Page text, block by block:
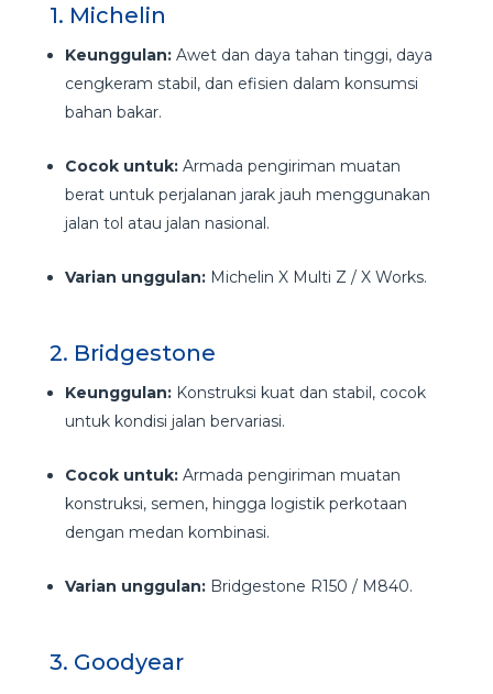
1. Michelin
Keunggulan:Awet dan daya tahan tinggi, daya
cengkeram stabil, dan efisien dalam konsumsi
bahan bakar.
Cocok untuk:Armada pengiriman muatan
berat untuk perjalanan jarak jauh menggunakan
jalan tol atau jalan nasional.
Varian unggulan:Michelin X Multi Z / X Works.
2. Bridgestone
Keunggulan:Konstruksi kuat dan stabil, cocok
untuk kondisi jalan bervariasi.
Cocok untuk:Armada pengiriman muatan
konstruksi, semen, hingga logistik perkotaan
dengan medan kombinasi.
Varian unggulan:Bridgestone R150 / M840.
3. Goodyear